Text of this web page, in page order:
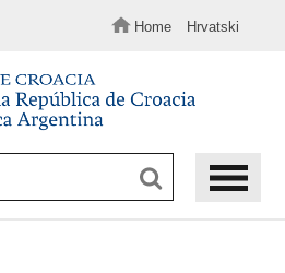
Home Hrvatski